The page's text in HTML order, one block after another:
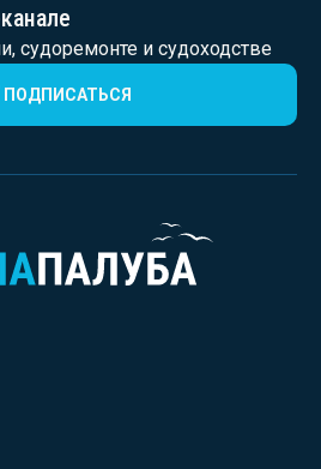
судоремонте и судоходстве
ПОДПИСАТЬСЯ